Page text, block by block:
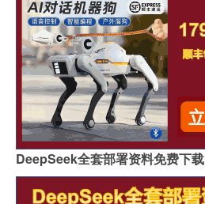
DeepSeek全套部署资料免费下载